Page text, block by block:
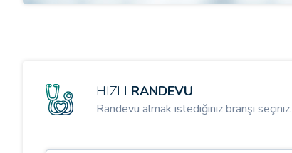
HIZLI RANDEVU
Randevu almak istediğiniz branşı seçiniz.